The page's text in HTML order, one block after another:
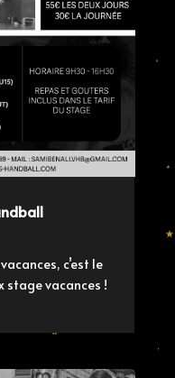
c’est le
stage vacances !